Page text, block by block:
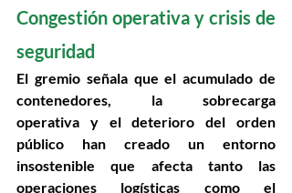
Congestión operativa y crisis de
seguridad
El gremio señala que el acumulado de
contenedores , la sobrecarga
operativa y el deterioro del orden
público han creado un entorno
insostenible que afecta tanto las
operaciones logísticas como el